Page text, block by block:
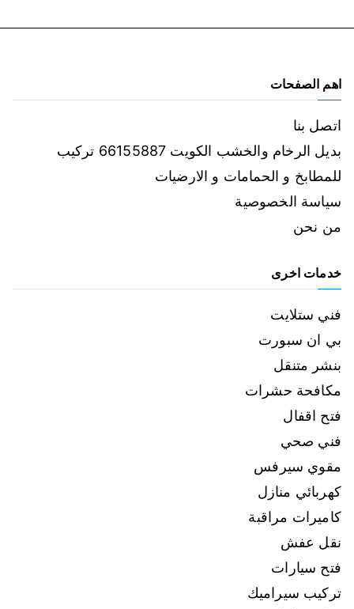
اهم الصفحات
اتصل بنا
بديل الرخام والخشب الكويت 66155887 تركيب
للمطابخ و الحمامات و الارضيات
سياسة الخصوصية
من نحن
خدمات اخرى
فني ستلايت
بي ان سبورت
بنشر متنقل
مكافحة حشرات
فتح اقفال
فني صحي
مقوي سيرفس
كهربائي منازل
كاميرات مراقبة
نقل عفش
فتح سيارات
تركيب سيراميك